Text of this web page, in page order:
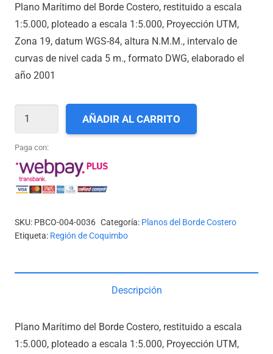
Plano Marítimo del Borde Costero, restituido a escala
1:5.000, ploteado a escala 1:5.000, Proyección UTM,
Zona 19, datum WGS-84, altura N.M.M., intervalo de
curvas de nivel cada 5 m., formato DWG, elaborado el
año 2001
036_CALETA
AÑAÑUCA
A
PUNTA
LENGUA
VACA
AÑADIR AL CARRITO
Paga con:
SKU: PBCO-004-0036 Categoría: Planos del Borde Costero
Etiqueta: Región de Coquimbo
Descripción
Plano Marítimo del Borde Costero, restituido a escala
1:5.000, ploteado a escala 1:5.000, Proyección UTM,